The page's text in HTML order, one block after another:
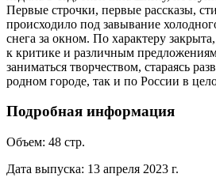
Первые строчки, первые рассказы,
происходило под завывание
снега за окном. По характеру
к критике и различным
заниматься творчеством, стараясь
родном городе, так и по России в
Подробная информация
Объем: 48 стр.
Дата выпуска: 13 апреля 2023 г.